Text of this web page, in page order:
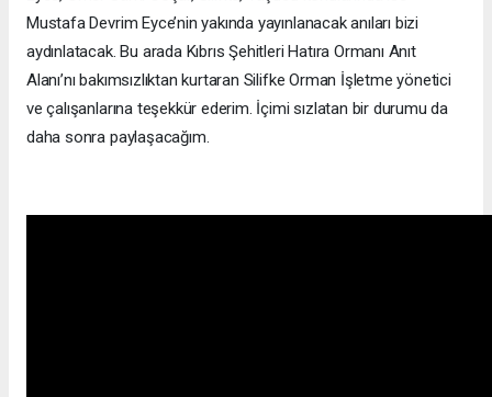
Mustafa Devrim Eyce’nin yakında yayınlanacak anıları bizi
aydınlatacak. Bu arada Kıbrıs Şehitleri Hatıra Ormanı Anıt
Alanı’nı bakımsızlıktan kurtaran Silifke Orman İşletme yönetici
ve çalışanlarına teşekkür ederim. İçimi sızlatan bir durumu da
daha sonra paylaşacağım.